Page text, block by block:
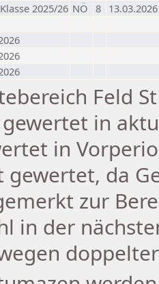
2025/26 NÖ 8 13.03.2026
Feld
in
in
gewertet, da
zur
in der